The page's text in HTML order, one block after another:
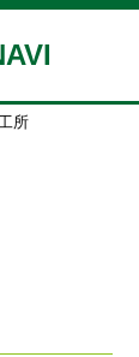
所